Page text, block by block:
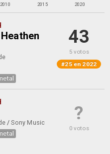
2010 2015 2020
43
5 votos
#25 en 2022
/Sony Music
?
0 votos